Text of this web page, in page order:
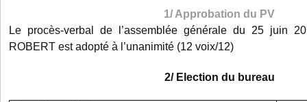
1/ Approbation du PV
Le procès-verbal de l’assemblée générale du 25 juin
ROBERT est adopté à l’unanimité (12 voix/12)
2/ Election du bureau